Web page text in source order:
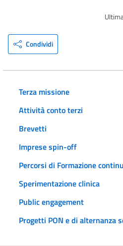
Condividi
Terza missione
Attività conto terzi
Brevetti
Imprese spin-off
Percorsi di Formazione
Sperimentazione clinica
Public engagement
Progetti PON e di alternanza